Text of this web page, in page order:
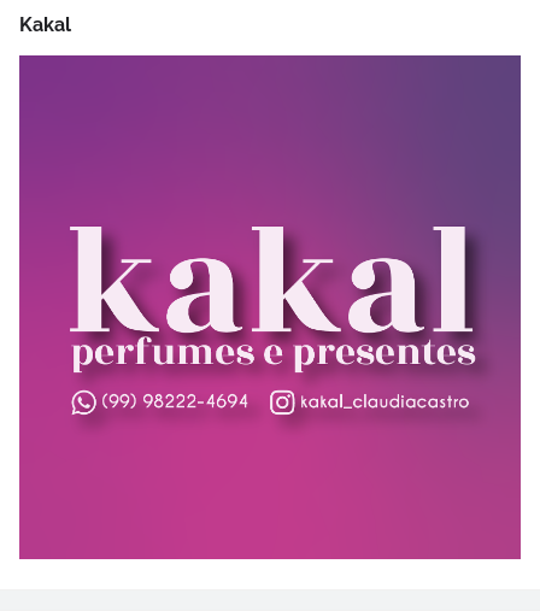
Kakal